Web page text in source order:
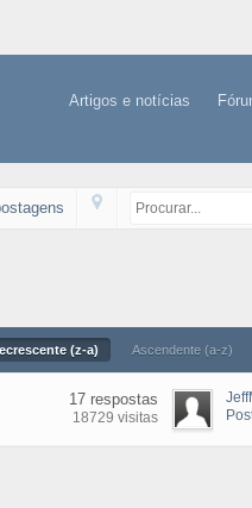
Artigos e notícias
(z-a) Ascendente (a-z)
17 respostas
18729 visitas